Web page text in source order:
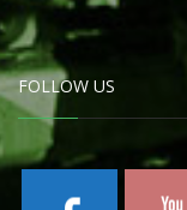
FOLLOW US